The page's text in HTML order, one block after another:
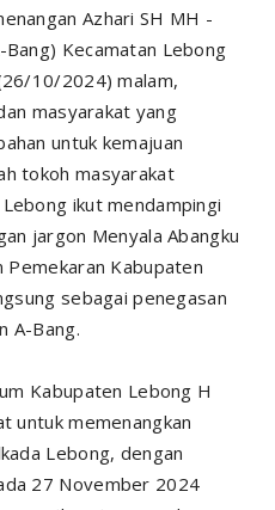
Azhari SH MH -
Bang) Kecamatan Lebong
10/2024) malam,
masyarakat yang
untuk kemajuan
tokoh masyarakat
ikut mendampingi
jargon Menyala Abangku
Pemekaran Kabupaten
sebagai penegasan
A-Bang.
Kabupaten Lebong H
untuk memenangkan
Lebong, dengan
27 November 2024